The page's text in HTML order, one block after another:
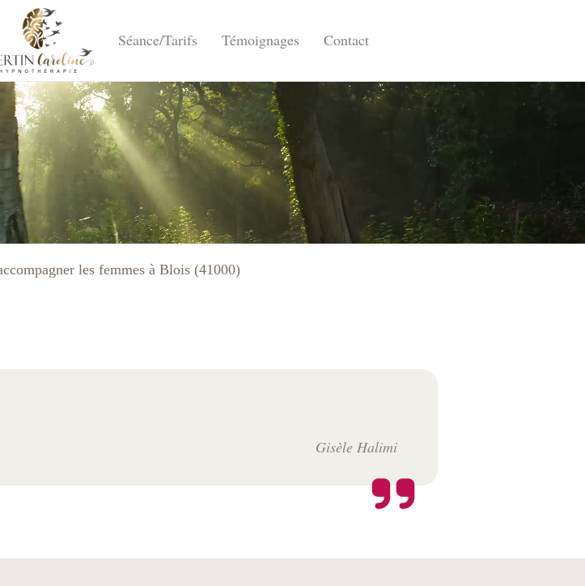
Séance/Tarifs Témoignages Contact
les femmes à Blois (41000)
Gisèle Halimi